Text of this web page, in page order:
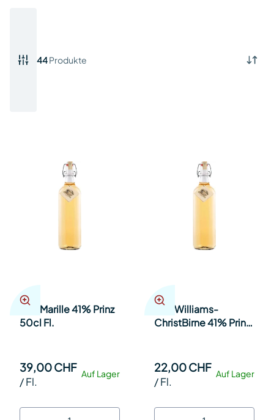
44Produkte
Alte Marille 41% Prinz
50cl Fl.
Auf Lager
39,00 CHF
/Fl.
Alte Williams-
ChristBirne 41% Prinz
Auf Lager
22,00 CHF
/Fl.